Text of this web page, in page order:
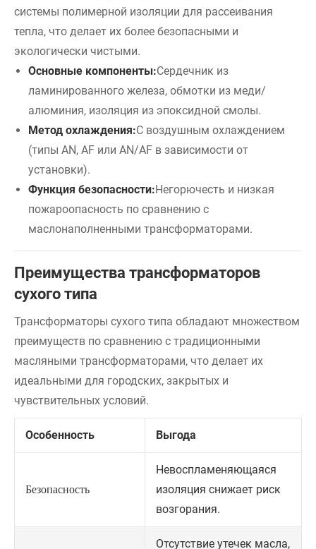
системы полимерной изоляции для рассеивания
тепла, что делает их более безопасными и
экологически чистыми.
Основные компоненты:Сердечник из
ламинированного железа, обмотки из меди/
алюминия, изоляция из эпоксидной смолы.
Метод охлаждения:С воздушным охлаждением
(типы AN, AF или AN/AF в зависимости от
установки).
Функция безопасности:Негорючесть и низкая
пожароопасность по сравнению с
маслонаполненными трансформаторами.
Преимущества трансформаторов
сухого типа
Трансформаторы сухого типа обладают множеством
преимуществ по сравнению с традиционными
масляными трансформаторами, что делает их
идеальными для городских, закрытых и
чувствительных условий.
Особенность Выгода
Безопасность
Невоспламеняющаяся
изоляция снижает риск
возгорания.
Отсутствие утечек масла,